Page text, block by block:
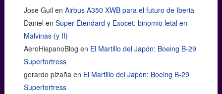
Jose Guil en Airbus A350 XWB para el futuro de Iberia
Daniel en Super Étendard y Exocet: binomio letal en
Malvinas (y II)
AeroHispanoBlog en El Martillo del Japón: Boeing B-29
Superfortress
gerardo pizañaen El Martillo del Japón: Boeing B-29
Superfortress